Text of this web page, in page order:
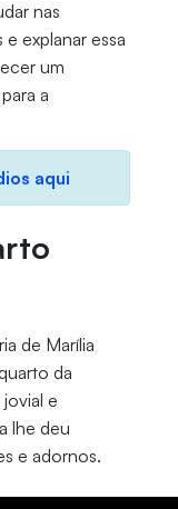
nas
explanar essa
um
a
aqui
de Marília
da
e
lhe deu
e adornos.